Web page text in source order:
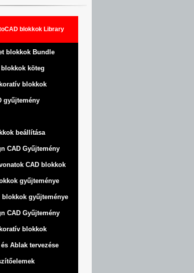
blokkok Library
blokkok Bundle
köteg
blokkok
gyűjtemény
beállítása
CAD Gyűjtemény
CAD blokkok
gyűjteménye
blokkok gyűjteménye
CAD Gyűjtemény
blokkok
Ablak tervezése